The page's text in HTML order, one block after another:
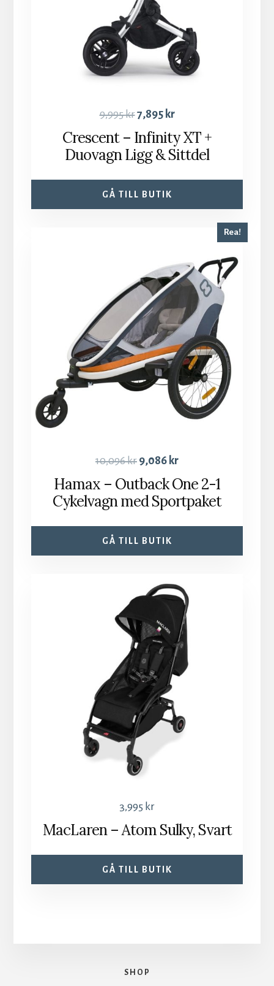
9,995kr7,895 kr
Crescent – Infinity XT +
Duovagn Ligg & Sittdel
GÅ TILL BUTIK
Rea!
10,096kr 9,086 kr
Hamax – Outback One 2-1
Cykelvagn med Sportpaket
GÅ TILL BUTIK
3,995 kr
MacLaren – Atom Sulky, Svart
GÅ TILL BUTIK
SHOP